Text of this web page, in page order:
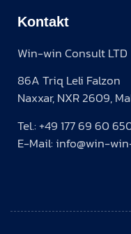
Kontakt
Win-win Consult LTD
86A Triq Leli Falzon
Naxxar, NXR 2609,
Tel.: +49 177 69 60
E-Mail: info@win-